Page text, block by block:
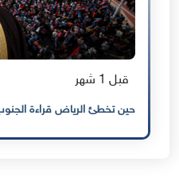
قبل 1 شهر
حين تخطئ الرياض قراءة